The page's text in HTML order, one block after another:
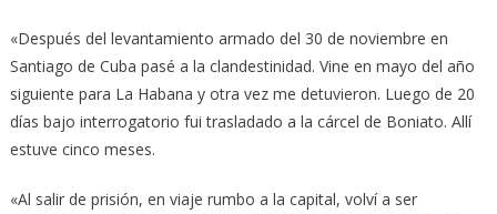
«Después del levantamiento armado del 30 de noviembre en
Santiago de Cuba pasé a la clandestinidad. Vine en mayo del año
siguiente para La Habana y otra vez me detuvieron. Luego de 20
días bajo interrogatorio fui trasladado a la cárcel de Boniato. Allí
estuve cinco meses.
«Al salir de prisión, en viaje rumbo a la capital, volví a ser